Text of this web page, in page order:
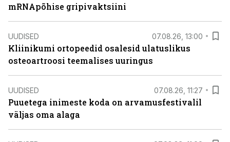
mRNApõhise gripivaktsiini
UUDISED 07.08.26, 13:00
Kliinikumi ortopeedid osalesid ulatuslikus
osteoartroosi teemalises uuringus
UUDISED 07.08.26, 11:27
Puuetega inimeste koda on arvamusfestivalil
väljas oma alaga